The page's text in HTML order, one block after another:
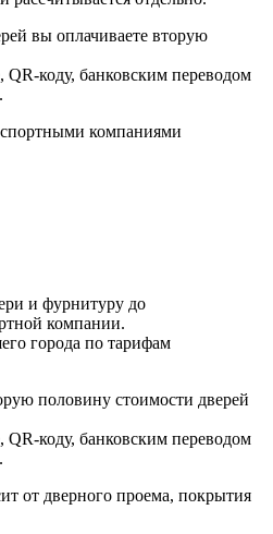
вы оплачиваете вторую
коду, банковским переводом
компаниями
и фурнитуру до
компании.
города по тарифам
половину стоимости дверей
коду, банковским переводом
от дверного проема, покрытия